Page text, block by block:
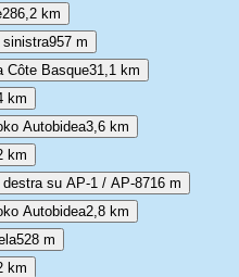
286,2 km
sinistra957 m
Côte Basque31,1 km
km
Autobidea3,6 km
km
su AP-1 / AP-8716 m
Autobidea2,8 km
528 m
km